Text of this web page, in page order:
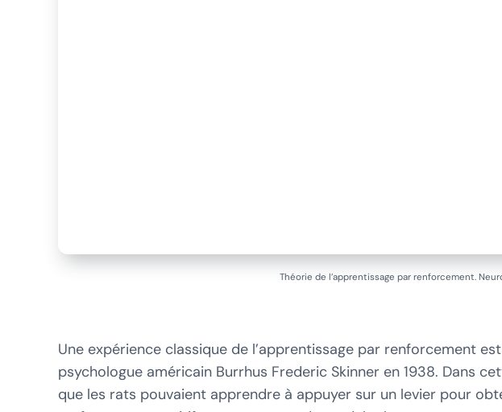
Théorie de l’apprentissage par renforcement.
Une expérience classique de l’apprentissage par renforcement
psychologue américain Burrhus Frederic Skinner en 1938. Dans
que les rats pouvaient apprendre à appuyer sur un levier pour